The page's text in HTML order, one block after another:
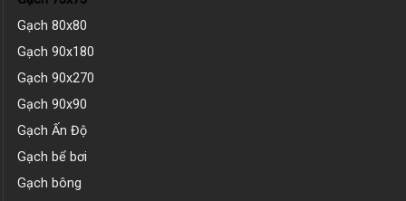
Gạch 80x80
Gạch 90x180
Gạch 90x270
Gạch 90x90
Gạch Ấn Độ
Gạch bể bơi
Gạch bông